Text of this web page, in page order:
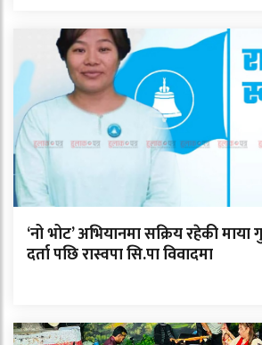
‘नो भोट’ अभियानमा सक्रिय रहेकी
दर्ता पछि रास्वपा सि.पा विवादमा